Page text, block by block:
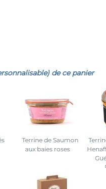
de ce panier
Terrine de Saumon
aux baies roses